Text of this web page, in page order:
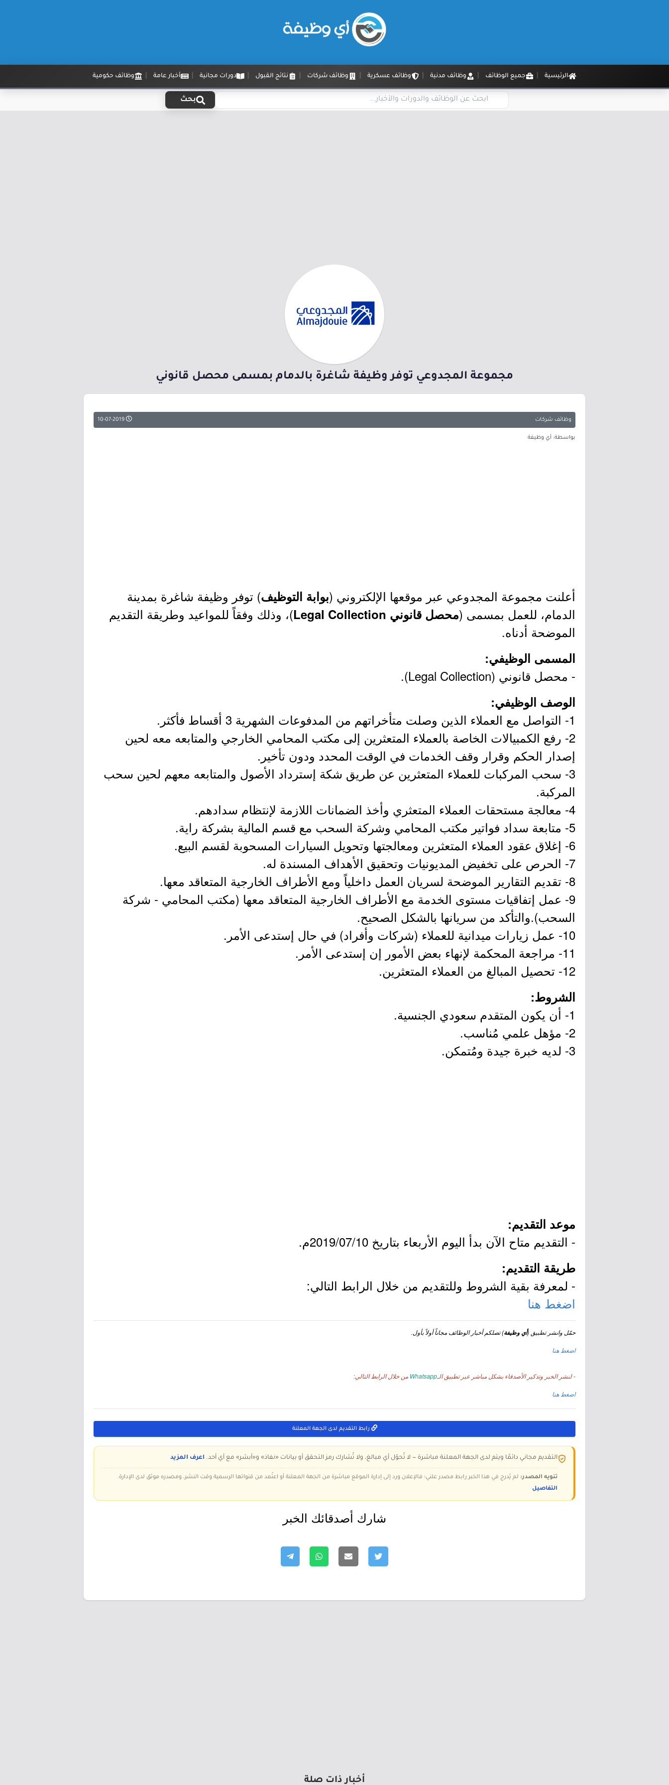
الرئيسية جميع الوظائف وظائف مدنية وظائف عسكرية وظائف شركات نتائج القبول دورات مجانية أخبار عامة وظائف حكومية
بحث
مجموعة المجدوعي توفر وظيفة شاغرة بالدمام بمسمى محصل قانوني
وظائف شركات
بواسطة: أي وظيفة
أعلنت مجموعة المجدوعي عبر موقعها الإلكتروني (بوابة التوظيف) توفر وظيفة شاغرة بمدينة
الدمام، للعمل بمسمى (محصل قانوني Legal Collection
)، وذلك وفقاً للمواعيد وطريقة التقديم
الموضحة أدناه.
المسمى الوظيفي:
- محصل قانوني (Legal Collection).
الوصف الوظيفي:
1- التواصل مع العملاء الذين وصلت متأخراتهم من المدفوعات الشهرية 3 أقساط فأكثر.
2- رفع الكمبيالات الخاصة بالعملاء المتعثرين إلى مكتب المحامي الخارجي والمتابعه معه لحين
إصدار الحكم وقرار وقف الخدمات في الوقت المحدد ودون تأخير.
3- سحب المركبات للعملاء المتعثرين عن طريق شكة إسترداد الأصول والمتابعه معهم لحين سحب
المركبة.
4- معالجة مستحقات العملاء المتعثري وأخذ الضمانات اللازمة لإنتظام سدادهم.
5- متابعة سداد فواتير مكتب المحامي وشركة السحب مع قسم المالية بشركة راية.
6- إغلاق عقود العملاء المتعثرين ومعالجتها وتحويل السيارات المسحوبة لقسم البيع.
7- الحرص على تخفيض المديونيات وتحقيق الأهداف المسندة له.
8- تقديم التقارير الموضحة لسريان العمل داخلياً ومع الأطراف الخارجية المتعاقد معها.
9- عمل إتفاقيات مستوى الخدمة مع الأطراف الخارجية المتعاقد معها (مكتب المحامي - شركة
السحب).والتأكد من سريانها بالشكل الصحيح.
10- عمل زيارات ميدانية للعملاء (شركات وأفراد) في حال إستدعى الأمر.
11- مراجعة المحكمة لإنهاء بعض الأمور إن إستدعى الأمر.
12- تحصيل المبالغ من العملاء المتعثرين.
الشروط:
1- أن يكون المتقدم سعودي الجنسية.
2- مؤهل علمي مُناسب.
3- لديه خبرة جيدة ومُتمكن.
موعد التقديم:
- التقديم متاح الآن بدأ اليوم الأربعاء بتاريخ 2019/07/10م.
طريقة التقديم:
- لمعرفة بقية الشروط وللتقديم من خلال الرابط التالي:
اضغط هنا
حمّل وانشر تطبيق (أي وظيفة) تصلكم أخبار الوظائف مجاناً أولاً بأول.
اضغط هنا
- لنشر الخبر وتذكير الأصدقاء بشكل مباشر عبر تطبيق الـ Whatsapp من خلال الرابط التالي:
اضغط هنا
رابط التقديم لدى الجهة المعلنة
التقديم مجاني دائمًا ويتم لدى الجهة المعلنة مباشرة — لا تُحوّل أي مبالغ، ولا تُشارك رمز التحقق أو بيانات «نفاذ» و«أبشر» مع أي أحد. اعرف المزيد
تنويه المصدر: لم يُدرج في هذا الخبر رابط مصدر علني؛ فالإعلان ورد إلى إدارة الموقع مباشرة من الجهة المعلنة أو اعتُمد من قنواتها الرسمية وقت النشر، ومصدره موثق لدى الإدارة.
التفاصيل
شارك أصدقائك الخبر
أخبار ذات صلة